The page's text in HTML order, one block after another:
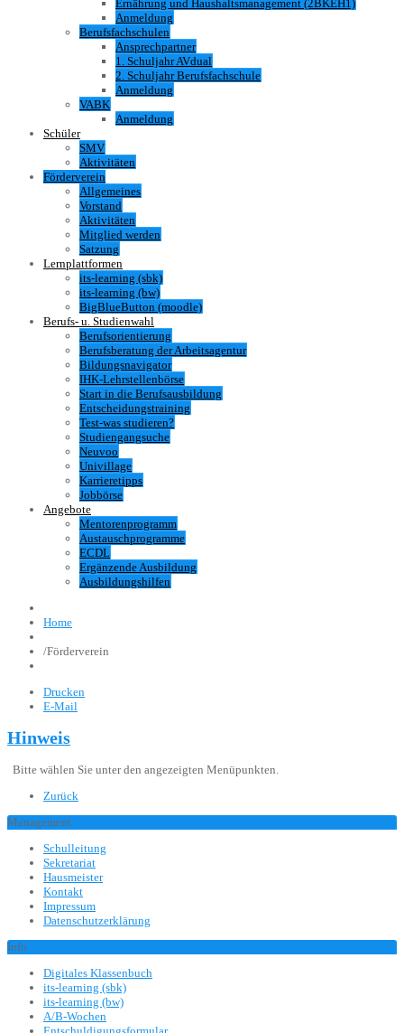
Ernährung und Haushaltsmanagement (2BKEH1)
Anmeldung
Berufsfachschulen
Ansprechpartner
1. Schuljahr AVdual
2. Schuljahr Berufsfachschule
Anmeldung
VABK
Anmeldung
Schüler
SMV
Aktivitäten
Förderverein
Allgemeines
Vorstand
Aktivitäten
Mitglied werden
Satzung
Lernplattformen
its-learning (sbk)
its-learning (bw)
BigBlueButton (moodle)
Berufs- u. Studienwahl
Berufsorientierung
Berufsberatung der Arbeitsagentur
Bildungsnavigator
IHK-Lehrstellenbörse
Start in die Berufsausbildung
Entscheidungstraining
Test-was studieren?
Studiengangsuche
Neuvoo
Univillage
Karrieretipps
Jobbörse
Angebote
Mentorenprogramm
Austauschprogramme
ECDL
Ergänzende Ausbildung
Ausbildungshilfen
Home
/Förderverein
Drucken
E-Mail
Hinweis
Bitte wählen Sie unter den angezeigten Menüpunkten.
Zurück
Management
Schulleitung
Sekretariat
Hausmeister
Kontakt
Impressum
Datenschutzerklärung
Info
Digitales Klassenbuch
its-learning (sbk)
its-learning (bw)
A/B-Wochen